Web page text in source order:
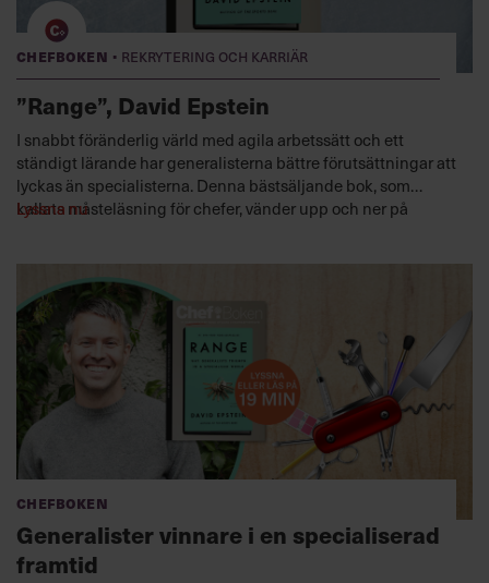
Chefboken · Rekrytering och karriär
”Range”, David Epstein
I snabbt föränderlig värld med agila arbetssätt och ett
ständigt lärande har generalisterna bättre förutsättningar att
lyckas än specialisterna. Denna bästsäljande bok, som
kallats måsteläsning för chefer, vänder upp och ner på
Lyssna nu
Chefboken
Generalister vinnare i en specialiserad
framtid